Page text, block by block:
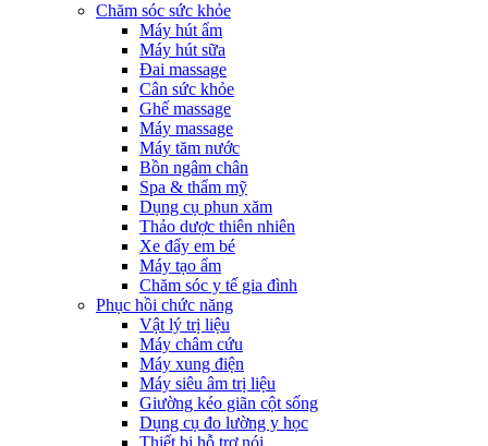
Chăm sóc sức khỏe
Máy hút ẩm
Máy hút sữa
Đai massage
Cân sức khỏe
Ghế massage
Máy massage
Máy tăm nước
Bồn ngâm chân
Spa & thẩm mỹ
Dụng cụ phun xăm
Thảo dược thiên nhiên
Xe đẩy em bé
Máy tạo ẩm
Chăm sóc y tế gia đình
Phục hồi chức năng
Vật lý trị liệu
Máy châm cứu
Máy xung điện
Máy siêu âm trị liệu
Giường kéo giãn cột sống
Dụng cụ đo lường y học
Thiết bị hỗ trợ nói